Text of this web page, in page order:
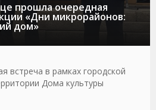
прошла очередная
«Дни микрорайонов:
дом»
встреча в рамках городской
Дома культуры